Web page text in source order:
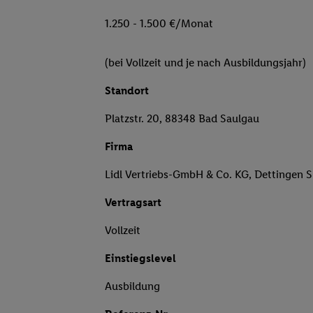
1.250 - 1.500 €/Monat
(bei Vollzeit und je nach Ausbildungsjahr)
Standort
Platzstr. 20, 88348 Bad Saulgau
Firma
Lidl Vertriebs-GmbH & Co. KG, Dettingen
Vertragsart
Vollzeit
Einstiegslevel
Ausbildung